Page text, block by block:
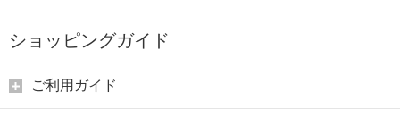
ショッピングガイド
ご利用ガイド